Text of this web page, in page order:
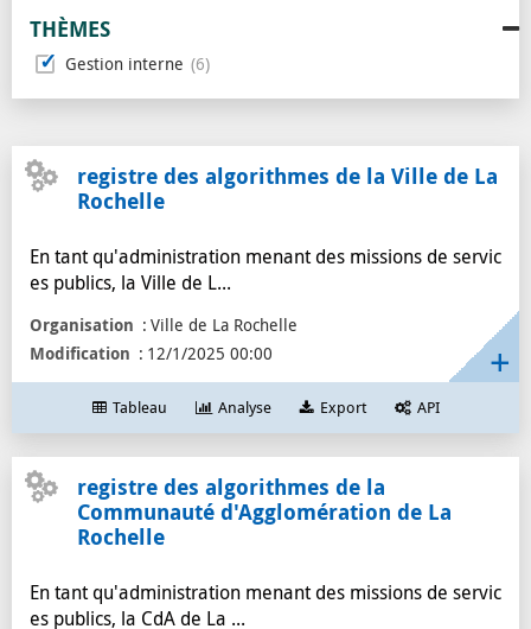
Catalogue 1
open data 1
données 1
La Rochelle 1
THÈMES
Gestion interne 6
registre des algorithmes de la Ville de La
Rochelle
En tant qu'administration menant des missions de servic
es publics, la Ville de L...
Organisation
Ville de La Rochelle
Modification
12/1/2025 00:00
Tableau Analyse Export API
registre des algorithmes de la
Communauté d'Agglomération de La
Rochelle
En tant qu'administration menant des missions de servic
es publics, la CdA de La ...